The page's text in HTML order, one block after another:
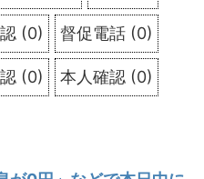
(0) 督促電話 (0)
(0) 本人確認 (0)